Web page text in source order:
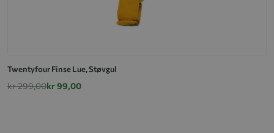
Twentyfour Finse Lue, Støvgul
kr 299,00kr 99,00